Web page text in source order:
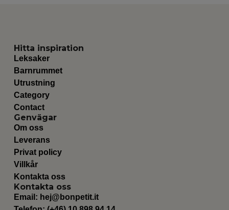
Hitta inspiration
Leksaker
Barnrummet
Utrustning
Category
Contact
Genvägar
Om oss
Leverans
Privat policy
Villkår
Kontakta oss
Kontakta oss
Email: hej@bonpetit.it